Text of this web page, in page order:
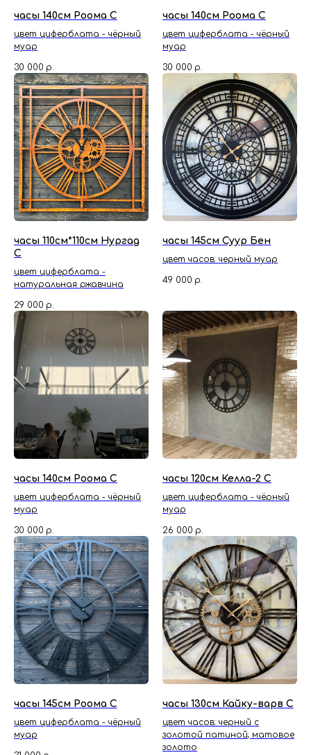
часы 140см Роома С
цвет циферблата - чёрный
муар
30 000 р.
часы 140см Роома С
цвет циферблата - чёрный
муар
30 000 р.
часы 110см*110см Нургад
С
цвет циферблата -
натуральная ржавчина
29 000 р.
часы 145см Суур Бен
цвет часов: черный муар
49 000 р.
часы 140см Роома С
цвет циферблата - чёрный
муар
30 000 р.
часы 120см Келла-2 С
цвет циферблата - чёрный
муар
26 000 р.
часы 145см Роома С
цвет циферблата - чёрный
муар
часы 130см Кайку-варв С
цвет часов: черный с
золотой патиной; матовое
золото